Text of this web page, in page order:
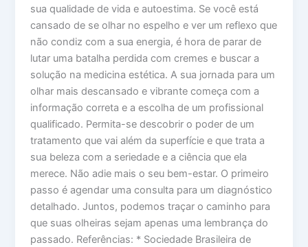
sua qualidade de vida e autoestima. Se você está
cansado de se olhar no espelho e ver um reflexo que
não condiz com a sua energia, é hora de parar de
lutar uma batalha perdida com cremes e buscar a
solução na medicina estética. A sua jornada para um
olhar mais descansado e vibrante começa com a
informação correta e a escolha de um profissional
qualificado. Permita-se descobrir o poder de um
tratamento que vai além da superfície e que trata a
sua beleza com a seriedade e a ciência que ela
merece. Não adie mais o seu bem-estar. O primeiro
passo é agendar uma consulta para um diagnóstico
detalhado. Juntos, podemos traçar o caminho para
que suas olheiras sejam apenas uma lembrança do
passado. Referências: * Sociedade Brasileira de